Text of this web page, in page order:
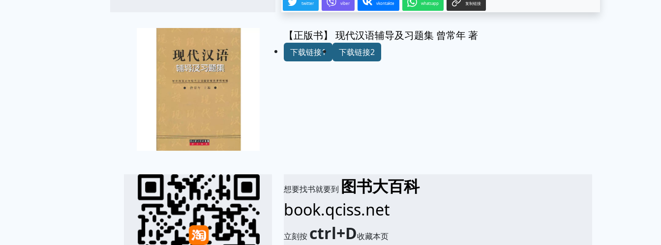
twitter viber vkontakte whatsapp 复制链接
【正版书】 现代汉语辅导及习题集 曾常年 著
下载链接1 下载链接2
想要找书就要到 图书大百科
book.qciss.net
立刻按 ctrl+D收藏本页